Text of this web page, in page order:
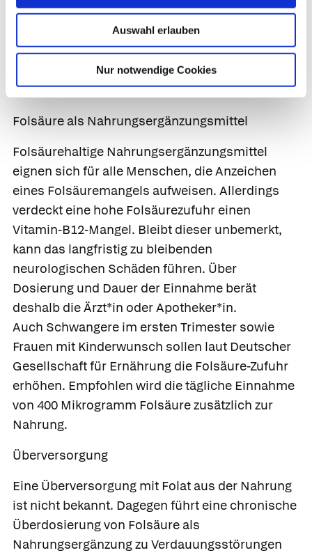
Auswahl erlauben
Nur notwendige Cookies
Folsäure herab.
Chronische Erkrankungen des
Verdauungstrakts wie Morbus Crohn oder
Zöliakie, weil sie die Aufnahme des Vitamins
im Darm hemmen.
Folsäure als Nahrungsergänzungsmittel
Folsäurehaltige Nahrungsergänzungsmittel
eignen sich für alle Menschen, die Anzeichen
eines Folsäuremangels aufweisen. Allerdings
verdeckt eine hohe Folsäurezufuhr einen
Vitamin-B12-Mangel. Bleibt dieser unbemerkt,
kann das langfristig zu bleibenden
neurologischen Schäden führen. Über
Dosierung und Dauer der Einnahme berät
deshalb die Ärzt*in oder Apotheker*in.
Auch Schwangere im ersten Trimester sowie
Frauen mit Kinderwunsch sollen laut Deutscher
Gesellschaft für Ernährung die Folsäure-Zufuhr
erhöhen. Empfohlen wird die tägliche Einnahme
von 400 Mikrogramm Folsäure zusätzlich zur
Nahrung.
Überversorgung
Eine Überversorgung mit Folat aus der Nahrung
ist nicht bekannt. Dagegen führt eine chronische
Überdosierung von Folsäure als
Nahrungsergänzung zu Verdauungsstörungen